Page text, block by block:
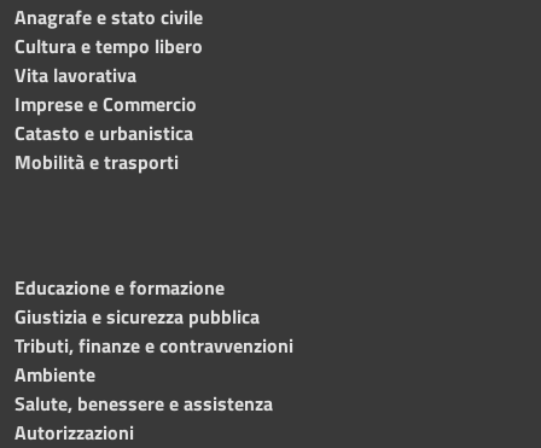
Anagrafe e stato civile
Cultura e tempo libero
Vita lavorativa
Imprese e Commercio
Catasto e urbanistica
Mobilità e trasporti
Educazione e formazione
Giustizia e sicurezza pubblica
Tributi, finanze e contravvenzioni
Ambiente
Salute, benessere e assistenza
Autorizzazioni